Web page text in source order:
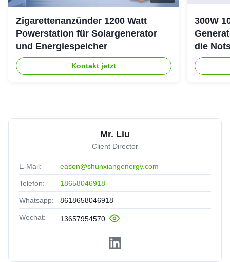
Zigarettenanzünder 1200 Watt
Powerstation für Solargenerator
und Energiespeicher
Kontakt jetzt
300W
die
Mr. Liu
Client Director
E-Mail: eason@shunxiangenergy.com
Telefon: 18658046918
Whatsapp: 8618658046918
Wechat: 13657954570